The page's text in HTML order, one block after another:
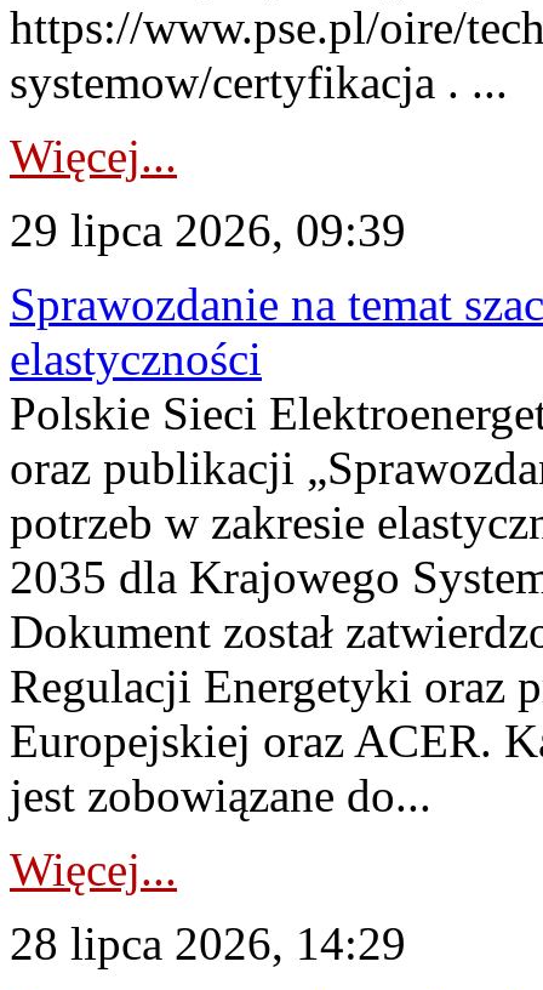
https://www.pse.pl/oire/
systemow/certyfikacja . ...
Więcej...
29 lipca 2026, 09:39
Sprawozdanie na temat
elastyczności
Polskie Sieci
oraz publikacji
potrzeb w zakresie
2035 dla Krajowego
Dokument został
Regulacji Energetyki oraz
Europejskiej oraz ACER.
jest zobowiązane do...
Więcej...
28 lipca 2026, 14:29